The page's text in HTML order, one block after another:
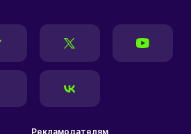
Рекламодателям